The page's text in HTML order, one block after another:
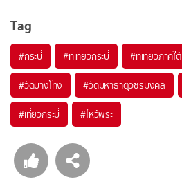
Tag
#กระบี่ #ที่เที่ยวกระบี่ #ที่เที่ยวภาคใต้
#วัดบางโทง #วัดมหาธาตุวชิรมงคล
#เที่ยวกระบี่ #ไหว้พระ